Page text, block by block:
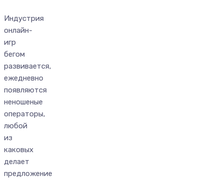
Индустрия
онлайн-
игр
бегом
развивается,
ежедневно
появляются
неношеные
операторы,
любой
из
каковых
делает
предложение